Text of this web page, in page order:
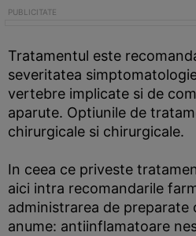
Tratamentul este
severitatea
vertebre implicate si de
aparute. Optiunile de
chirurgicale si chirurgicale.
In ceea ce priveste
aici intra recomandarile
administrarea de preparate
anume: antiinflamatoare